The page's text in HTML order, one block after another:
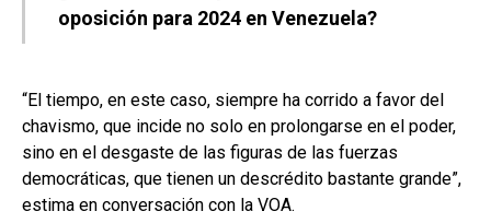
oposición para 2024 en Venezuela?
“El tiempo, en este caso, siempre ha corrido a favor del
chavismo, que incide no solo en prolongarse en el poder,
sino en el desgaste de las figuras de las fuerzas
democráticas, que tienen un descrédito bastante grande”,
estima en conversación con la VOA.